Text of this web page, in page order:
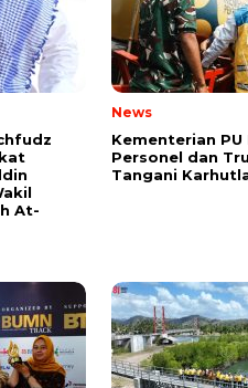
At-
News
Kementerian PU
Personel dan
Tangani